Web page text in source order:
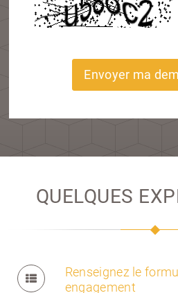
Envoyer ma
QUELQUES
Renseignez le
engagement